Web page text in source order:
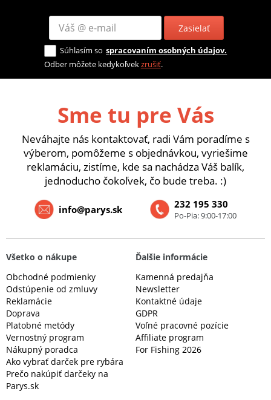
Zasielať
Súhlasím so spracovaním osobných údajov.
Odber môžete kedykoľvekzrušiť.
Sme tu pre Vás
Neváhajte nás kontaktovať, radi Vám poradíme s
výberom, pomôžeme s objednávkou, vyriešime
reklamáciu, zistíme, kde sa nachádza Váš balík,
jednoducho čokoľvek, čo bude treba. :)
232 195 330
Po-Pia: 9:00-17:00
info@parys.sk
Všetko o nákupe
Obchodné podmienky
Odstúpenie od zmluvy
Reklamácie
Doprava
Platobné metódy
Vernostný program
Nákupný poradca
Ako vybrať darček pre rybára
Prečo nakúpiť darčeky na
Parys.sk
Ďalšie informácie
Kamenná predajňa
Newsletter
Kontaktné údaje
GDPR
Voľné pracovné pozície
Affiliate program
For Fishing 2026